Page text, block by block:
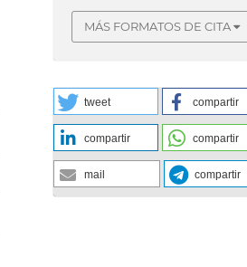
MÁS FORMATOS DE CITA
tweet compartir
compartir compartir
mail compartir